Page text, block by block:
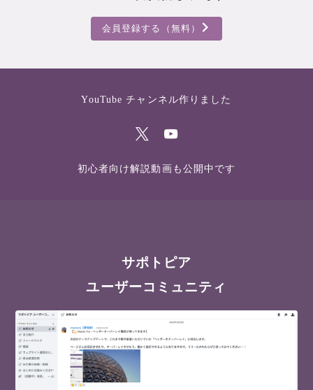
会員登録する（無料）
YouTube チャンネル作りました
初心者向け解説動画も公開中です
サポトピア
ユーザーコミュニティ